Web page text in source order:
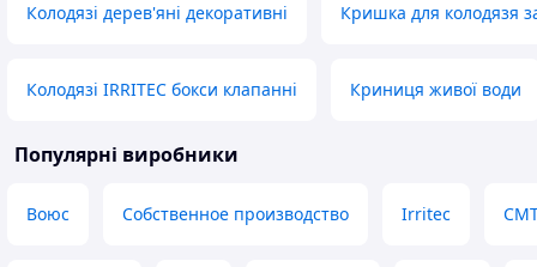
Колодязі дерев'яні декоративні Кришка для колодязя
Колодязі IRRITEC бокси клапанні Криниця живої води
Популярні виробники
Воюс Собственное производство Irritec